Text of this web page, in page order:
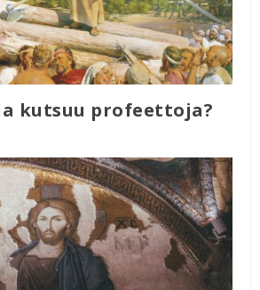
kutsuu profeettoja?